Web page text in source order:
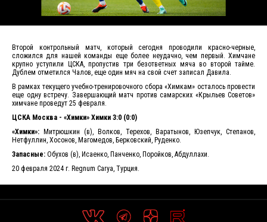
Второй контрольный матч, который сегодня проводили красно-черные,
сложился для нашей команды еще более неудачно, чем первый. Химчане
крупно уступили ЦСКА, пропустив три безответных мяча во второй тайме.
Дублем отметился Чалов, еще один мяч на свой счет записал Давила.
В рамках текущего учебно-тренировочного сбора «Химкам» осталось провести
еще одну встречу. Завершающий матч против самарских «Крыльев Советов»
химчане проведут 25 февраля.
ЦСКА Москва - «Химки» Химки 3:0 (0:0)
«Химки»: Митрюшкин (в), Волков, Терехов, Варатынов, Юзепчук, Степанов,
Нетфуллин, Хосонов, Магомедов, Берковский, Руденко.
Запасные: Обухов (в), Исаенко, Панченко, Поройков, Абдуллахи.
20 февраля 2024 г. Regnum Carya, Турция.